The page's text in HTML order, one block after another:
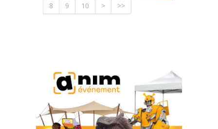
8
9 10 > >>